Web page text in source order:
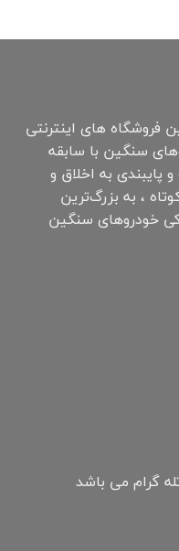
فروشگاه های اینترنتی
سنگین با سابقه
پایبندی به اخلاق و
، به بزرگ‌ترین
خودروهای سنگین
گرام می باشد